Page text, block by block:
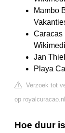
Mambo
Caracas
Jan
Playa
Verzoek tot
op royalcuracao.nl
Hoe duur